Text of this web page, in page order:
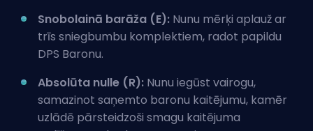
Snobolainā barāža (E): Nunu mērķi aplauž ar
trīs sniegbumbu komplektiem, radot papildu
DPS Baronu.
Absolūta nulle (R): Nunu iegūst vairogu,
samazinot saņemto baronu kaitējumu, kamēr
uzlādē pārsteidzoši smagu kaitējuma